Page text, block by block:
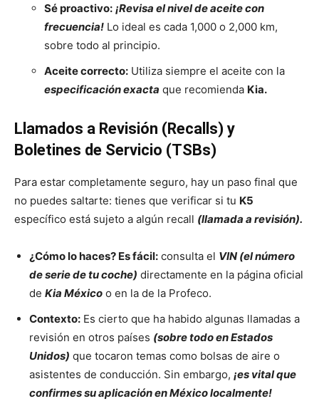
Sé proactivo: ¡Revisa el nivel de aceite con
frecuencia! Lo ideal es cada 1,000 o 2,000 km,
sobre todo al principio.
Aceite correcto: Utiliza siempre el aceite con la
especificación exacta que recomienda Kia.
Llamados a Revisión (Recalls) y
Boletines de Servicio (TSBs)
Para estar completamente seguro, hay un paso final que
no puedes saltarte: tienes que verificar si tu K5
específico está sujeto a algún recall (llamada a revisión).
¿Cómo lo haces? Es fácil: consulta el VIN (el número
de serie de tu coche) directamente en la página oficial
de Kia México o en la de la Profeco.
Contexto: Es cierto que ha habido algunas llamadas a
revisión en otros países (sobre todo en Estados
Unidos) que tocaron temas como bolsas de aire o
asistentes de conducción. Sin embargo, ¡es vital que
confirmes su aplicación en México localmente!